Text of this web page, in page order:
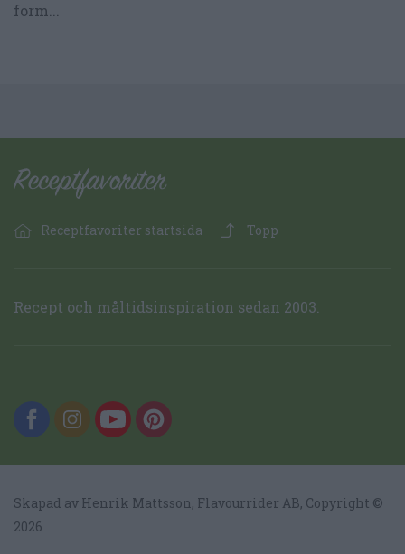
form...
Receptfavoriter startsida Topp
Recept och måltidsinspiration sedan 2003.
Skapad av Henrik Mattsson, Flavourrider AB, Copyright ©
2026